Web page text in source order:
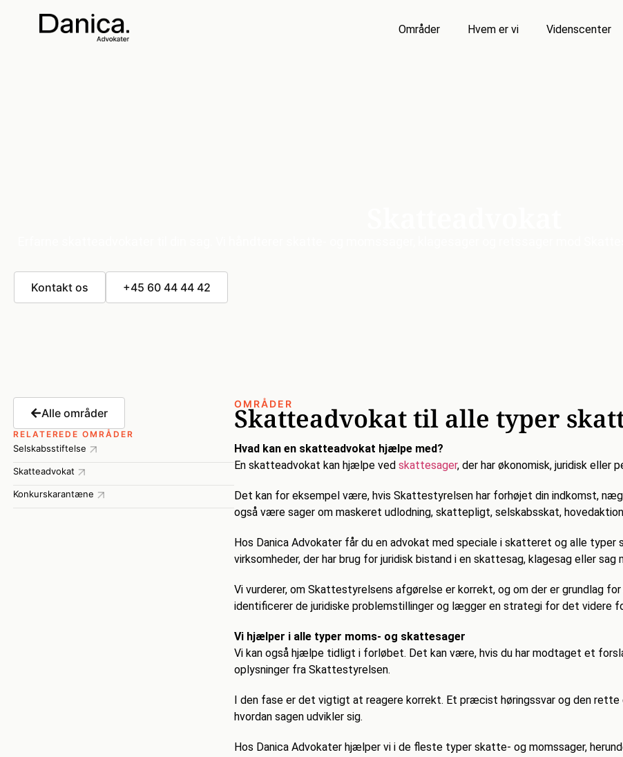
Områder Hvem er vi Videnscenter
Kontakt os +45 60 44 44 42
Alle områder
RELATEREDE OMRÅDER
Selskabsstiftelse
Skatteadvokat
Konkurskarantæne
OMRÅDER
Skatteadvokat til alle typer
Hvad kan en skatteadvokat hjælpe med?
En skatteadvokat kan hjælpe ved skattesager, der har økonomisk, juridisk eller
Det kan for eksempel være, hvis Skattestyrelsen har forhøjet din indkomst,
også være sager om maskeret udlodning, skattepligt, selskabsskat,
Hos Danica Advokater får du en advokat med speciale i skatteret og alle
virksomheder, der har brug for juridisk bistand i en skattesag, klagesag eller
Vi vurderer, om Skattestyrelsens afgørelse er korrekt, og om der er grundlag for
identificerer de juridiske problemstillinger og lægger en strategi for det videre
Vi hjælper i alle typer moms- og skattesager
Vi kan også hjælpe tidligt i forløbet. Det kan være, hvis du har modtaget et
oplysninger fra Skattestyrelsen.
I den fase er det vigtigt at reagere korrekt. Et præcist høringssvar og den
hvordan sagen udvikler sig.
Hos Danica Advokater hjælper vi i de fleste typer skatte- og momssager,